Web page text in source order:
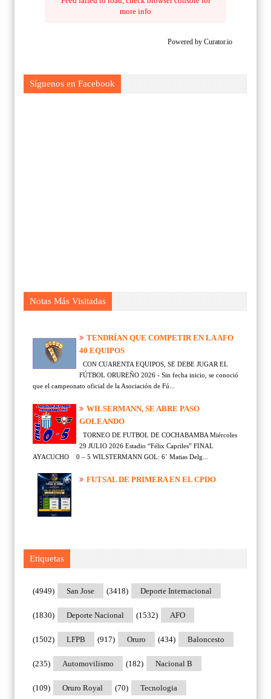
more info
Powered by Curator.io
Síguenos en Facebook
Notas Más Visitadas
TENDRÍAN QUE COMPETIR EN LA AFO
40 EQUIPOS
CON CUARENTA EQUIPOS, SE DEBE JUGAR EL
FÚTBOL ORUREÑO 2026 - Sin fecha inicio, se conoció
que el campeonato oficial de la Asociación de Fú...
WILSERMANN, SE ABRE PASO
GOLEANDO
TORNEO DE FUTBOL DE COCHABAMBA Miércoles
29 JULIO 2026 Estadio “Félix Capriles” FINAL
AYACUCHO 0 – 5 WILSTERMANN GOL: 6´ Matias Delg...
FUTSAL DE PRIMERA EN EL CPDO
Etiquetas
San Jose
(4949) Deporte Internacional
(3418)
Deporte Nacional
(1830) AFO
(1532)
LFPB
(1502) Oruro
(917) Baloncesto
(434)
Automovilismo
(235) Nacional B
(182)
Oruro Royal
(109) Tecnologia
(70)